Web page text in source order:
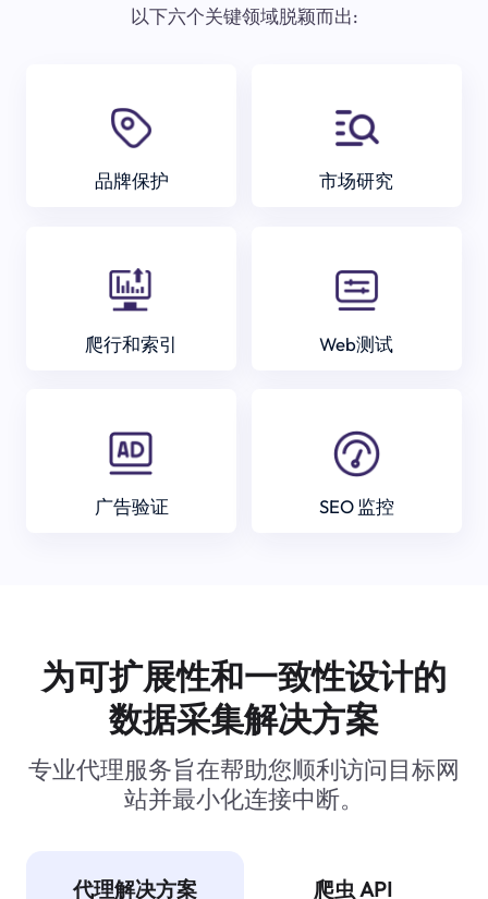
以下六个关键领域脱颖而出:
品牌保护 市场研究
爬行和索引 Web测试
广告验证 SEO 监控
为可扩展性和一致性设计的
数据采集解决方案
专业代理服务旨在帮助您顺利访问目标网
站并最小化连接中断。
代理解决方案 爬虫 API